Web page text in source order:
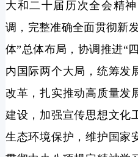
大和二十届历次全会精
调，完整准确全面贯彻新
体”总体布局，协调推进“
内国际两个大局，统筹发
改革，扎实推动高质量发
建设，加强宣传思想文化
生态环境保护，维护国家